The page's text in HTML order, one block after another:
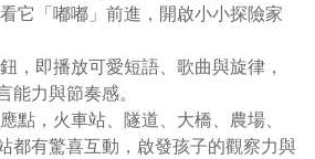
它「嘟嘟」前進，開啟小小探險家
，即播放可愛短語、歌曲與旋律，
力與節奏感。
點，火車站、隧道、大橋、農場、
都有驚喜互動，啟發孩子的觀察力與